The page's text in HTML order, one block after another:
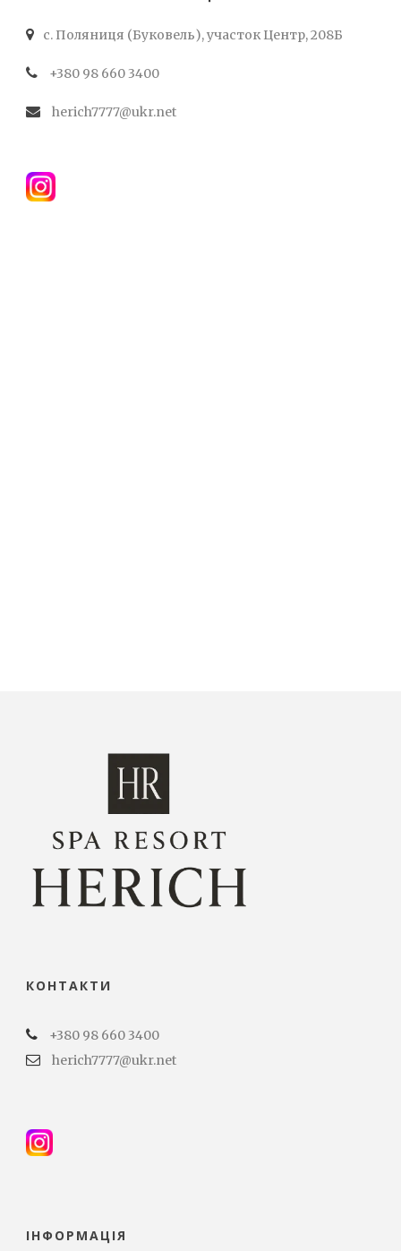
с. Поляниця (Буковель), участок Центр, 208Б
+380 98 660 3400
herich7777@ukr.net
КОНТАКТИ
+380 98 660 3400
herich7777@ukr.net
ІНФОРМАЦІЯ